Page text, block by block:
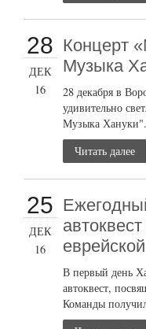
28
ДЕК
16
Концерт
Музыка
28 декабря в
удивительно
Музыка Хануки".
Читать далее
25
ДЕК
16
В первый день
автоквест,
Команды